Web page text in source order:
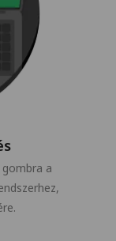
a